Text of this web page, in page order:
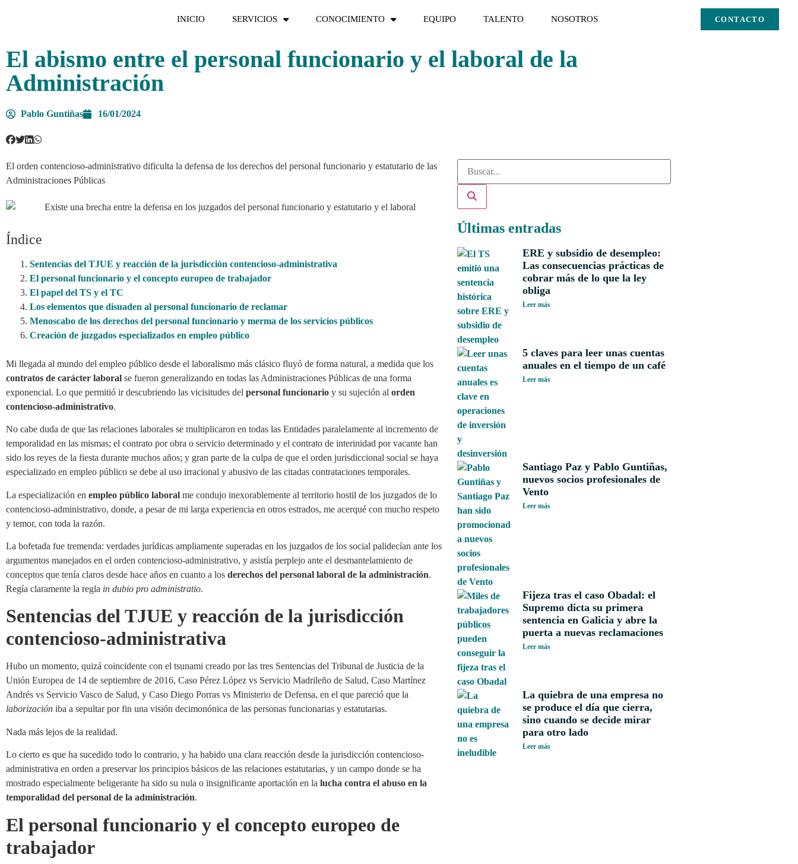
INICIO SERVICIOS CONOCIMIENTO EQUIPO TALENTO NOSOTROS CONTACTO
El abismo entre el personal funcionario y el laboral de la
Administración
Pablo Guntiñas 16/01/2024
El orden contencioso-administrativo dificulta la defensa de los derechos del personal funcionario y estatutario de las
Administraciones Públicas
Índice
Sentencias del TJUE y reacción de la jurisdicción contencioso-administrativa
El personal funcionario y el concepto europeo de trabajador
El papel del TS y el TC
Los elementos que disuaden al personal funcionario de reclamar
Menoscabo de los derechos del personal funcionario y merma de los servicios públicos
Creación de juzgados especializados en empleo público
Mi llegada al mundo del empleo público desde el laboralismo más clásico fluyó de forma natural, a medida que los
contratos de carácter laboral se fueron generalizando en todas las Administraciones Públicas de una forma
exponencial. Lo que permitió ir descubriendo las vicisitudes del personal funcionario y su sujeción al orden
contencioso-administrativo.
No cabe duda de que las relaciones laborales se multiplicaron en todas las Entidades paralelamente al incremento de
temporalidad en las mismas; el contrato por obra o servicio determinado y el contrato de interinidad por vacante han
sido los reyes de la fiesta durante muchos años; y gran parte de la culpa de que el orden jurisdiccional social se haya
especializado en empleo público se debe al uso irracional y abusivo de las citadas contrataciones temporales.
La especialización en empleo público laboral me condujo inexorablemente al territorio hostil de los juzgados de lo
contencioso-administrativo, donde, a pesar de mi larga experiencia en otros estrados, me acerqué con mucho respeto
y temor, con toda la razón.
La bofetada fue tremenda: verdades jurídicas ampliamente superadas en los juzgados de los social palidecían ante los
argumentos manejados en el orden contencioso-administrativo, y asistía perplejo ante el desmantelamiento de
conceptos que tenía claros desde hace años en cuanto a los derechos del personal laboral de la administración.
Regía claramente la regla in dubio pro administratio.
Sentencias del TJUE y reacción de la jurisdicción
contencioso-administrativa
Hubo un momento, quizá coincidente con el tsunami creado por las tres Sentencias del Tribunal de Justicia de la
Unión Europea de 14 de septiembre de 2016, Caso Pérez López vs Servicio Madrileño de Salud, Caso Martínez
Andrés vs Servicio Vasco de Salud, y Caso Diego Porras vs Ministerio de Defensa, en el que pareció que la
laborización iba a sepultar por fin una visión decimonónica de las personas funcionarias y estatutarias.
Nada más lejos de la realidad.
Lo cierto es que ha sucedido todo lo contrario, y ha habido una clara reacción desde la jurisdicción contencioso-
administrativa en orden a preservar los principios básicos de las relaciones estatutarias, y un campo donde se ha
mostrado especialmente beligerante ha sido su nula o insignificante aportación en la lucha contra el abuso en la
temporalidad del personal de la administración.
El personal funcionario y el concepto europeo de
trabajador
Últimas entradas
ERE y subsidio de desempleo:
Las consecuencias prácticas de
cobrar más de lo que la ley
obliga
Leer más
5 claves para leer unas cuentas
anuales en el tiempo de un café
Leer más
Santiago Paz y Pablo Guntiñas,
nuevos socios profesionales de
Vento
Leer más
Fijeza tras el caso Obadal: el
Supremo dicta su primera
sentencia en Galicia y abre la
puerta a nuevas reclamaciones
Leer más
La quiebra de una empresa no
se produce el día que cierra,
sino cuando se decide mirar
para otro lado
Leer más